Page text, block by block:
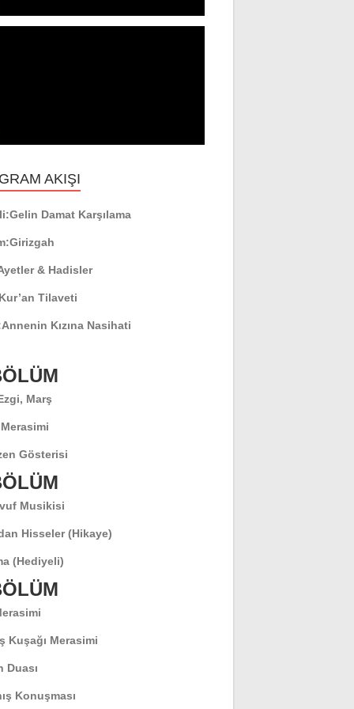
AKIŞI
Gelin Damat Karşılama
Girizgah
& Hadisler
Kur’an Tilaveti
Annenin Kızına Nasihati
Marş
Gösterisi
Musikisi
Hisseler (Hikaye)
(Hediyeli)
Kuşağı Merasimi
Duası
Konuşması